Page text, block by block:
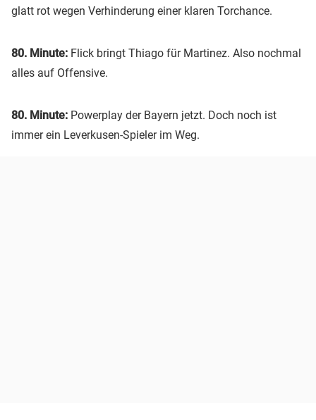
glatt rot wegen Verhinderung einer klaren Torchance.
80. Minute: Flick bringt Thiago für Martinez. Also nochmal
alles auf Offensive.
80. Minute: Powerplay der Bayern jetzt. Doch noch ist
immer ein Leverkusen-Spieler im Weg.